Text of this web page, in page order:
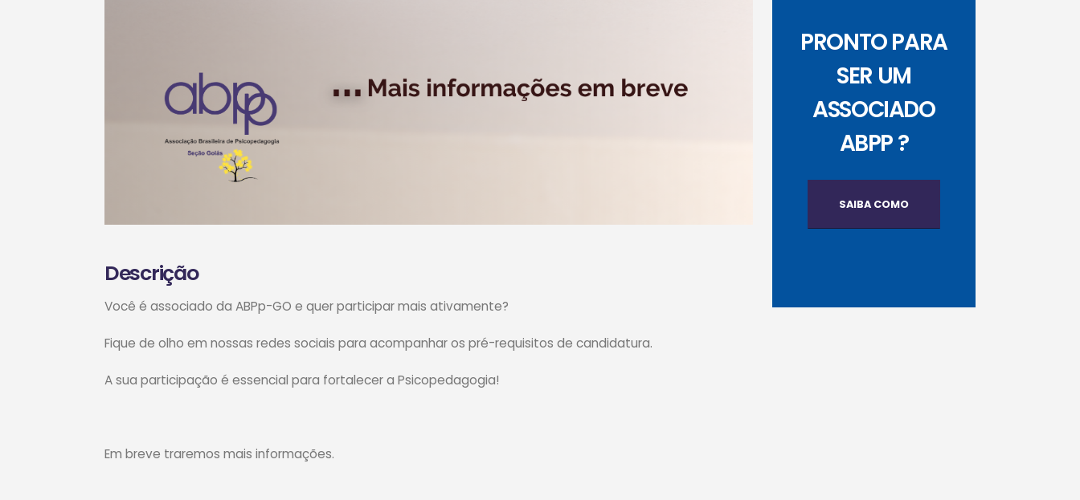
Descrição
Você é associado da ABPp-GO e quer participar mais ativamente?
Fique de olho em nossas redes sociais para acompanhar os pré-requisitos de candidatura.
A sua participação é essencial para fortalecer a Psicopedagogia!
Em breve traremos mais informações.
PRONTO PARA
SER UM
ASSOCIADO
ABPP ?
SAIBA COMO